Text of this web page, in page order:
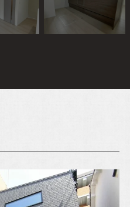
さい！
メージできるよう完成
ります。
ぶことができます。お
ください。